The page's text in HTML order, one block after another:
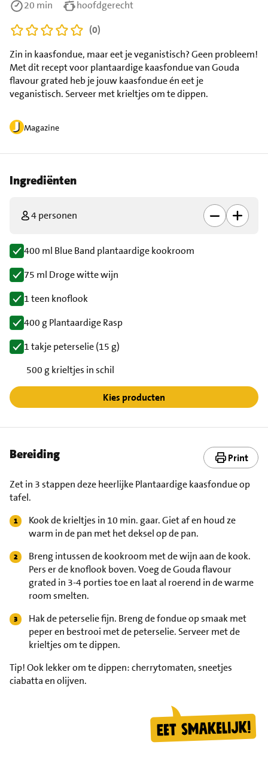
Magazine
Zin in kaasfondue, maar eet je veganistisch? Geen probleem!
Met dit recept voor plantaardige kaasfondue van Gouda
flavour grated heb je jouw kaasfondue én eet je
veganistisch. Serveer met krieltjes om te dippen.
20 min
hoofdgerecht
(0)
Ingrediënten
4 personen
400 ml Blue Band plantaardige kookroom
75 ml Droge witte wijn
1 teen knoflook
400 g Plantaardige Rasp
1 takje peterselie (15 g)
500 g krieltjes in schil
Kies producten
Bereiding Print
Zet in 3 stappen deze heerlijke Plantaardige kaasfondue op
tafel.
Kook de krieltjes in 10 min. gaar. Giet af en houd ze
warm in de pan met het deksel op de pan.
Breng intussen de kookroom met de wijn aan de kook.
Pers er de knoflook boven. Voeg de Gouda flavour
grated in 3-4 porties toe en laat al roerend in de warme
room smelten.
Hak de peterselie fijn. Breng de fondue op smaak met
peper en bestrooi met de peterselie. Serveer met de
krieltjes om te dippen.
Tip!Ook lekker om te dippen: cherrytomaten, sneetjes
ciabatta en olijven.